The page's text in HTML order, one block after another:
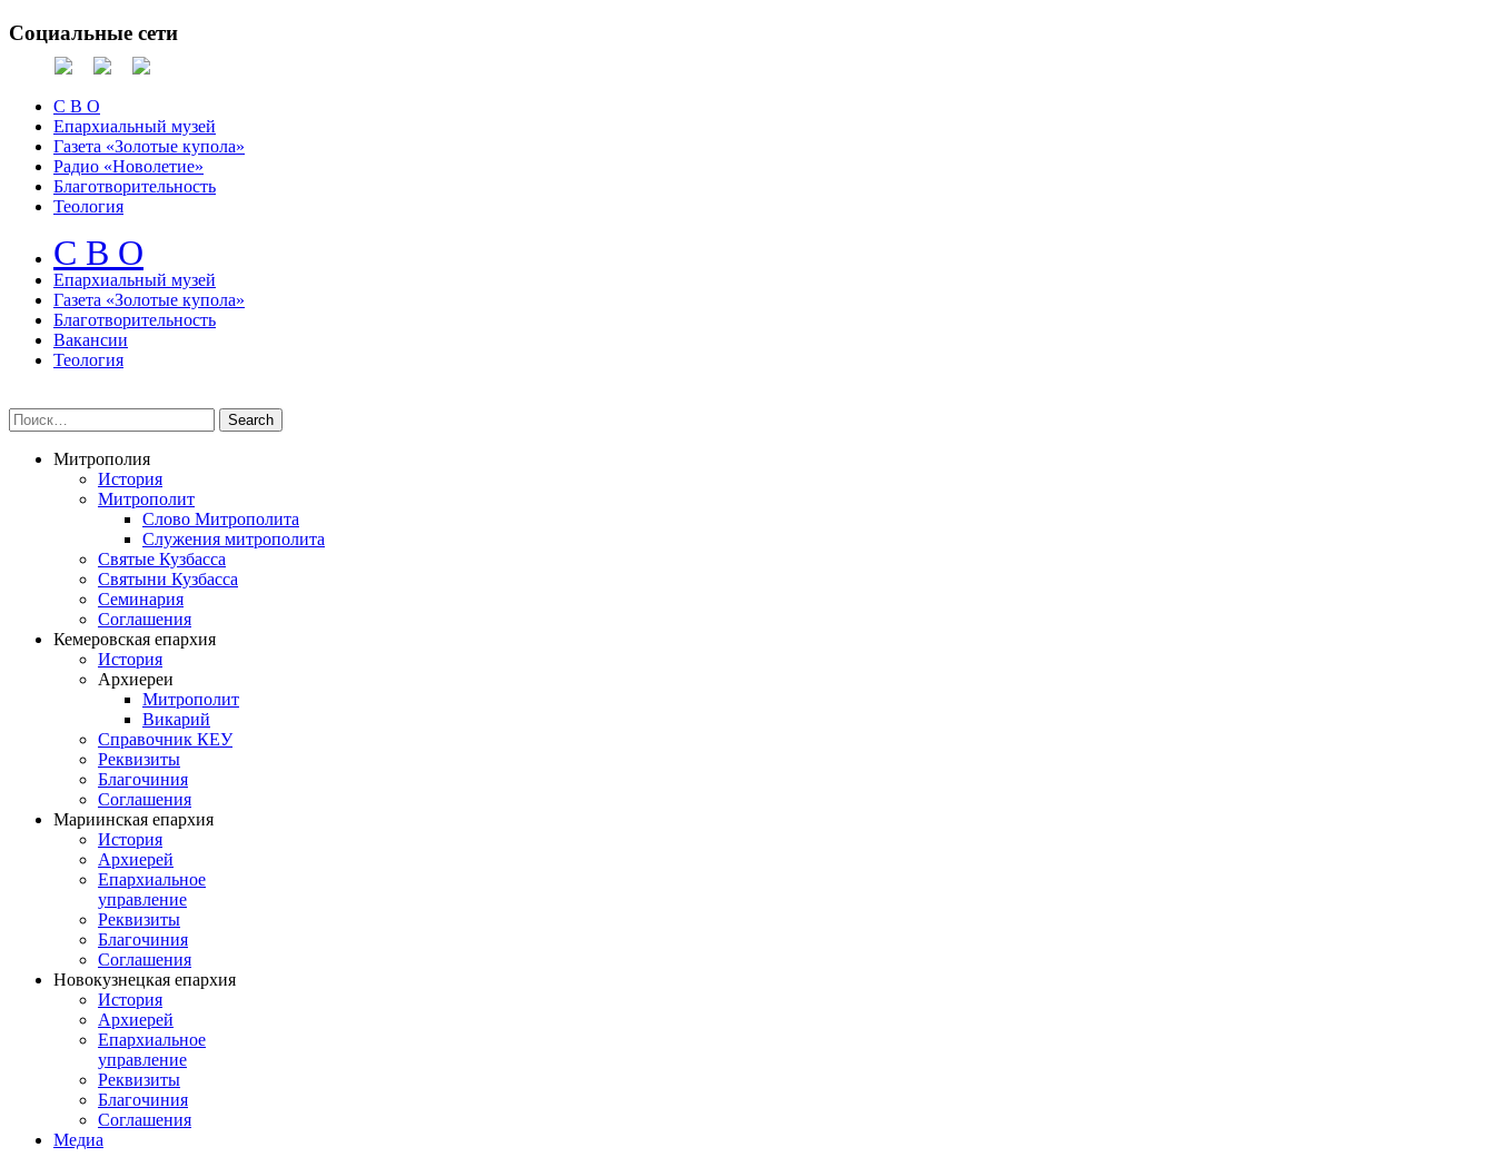
Социальные сети
С В О
Епархиальный музей
Газета «Золотые купола»
Радио «Новолетие»
Благотворительность
Теология
С В О
Епархиальный музeй
Газета «Золотые купола»
Благотворительность
Вакансии
Теология
Митрополия
История
Митрополит
Слово Митрополита
Служения митрополита
Святые Кузбасса
Святыни Кузбасса
Семинария
Соглашения
Кемеровская епархия
История
Архиереи
Митрополит
Викарий
Справочник КЕУ
Реквизиты
Благочиния
Соглашения
Мариинская епархия
История
Архиерей
Епархиальное
управление
Реквизиты
Благочиния
Соглашения
Новокузнецкая епархия
История
Архиерей
Епархиальное
управление
Реквизиты
Благочиния
Соглашения
Медиа